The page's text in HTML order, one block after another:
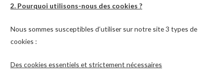
2. Pourquoi utilisons-nous des cookies ?
Nous sommes susceptibles d’utiliser sur notre site 3 types de
cookies :
Des cookies essentiels et strictement nécessaires